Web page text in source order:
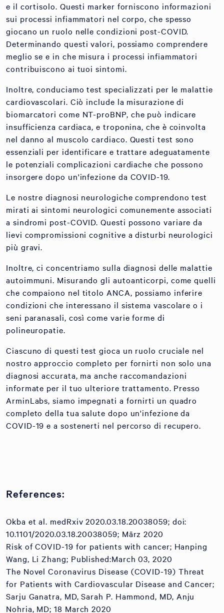
e il cortisolo. Questi marker forniscono informazioni
sui processi infiammatori nel corpo, che spesso
giocano un ruolo nelle condizioni post-COVID.
Determinando questi valori, possiamo comprendere
meglio se e in che misura i processi infiammatori
contribuiscono ai tuoi sintomi.
Inoltre, conduciamo test specializzati per le malattie
cardiovascolari. Ciò include la misurazione di
biomarcatori come NT-proBNP, che può indicare
insufficienza cardiaca, e troponina, che è coinvolta
nel danno al muscolo cardiaco. Questi test sono
essenziali per identificare e trattare adeguatamente
le potenziali complicazioni cardiache che possono
insorgere dopo un'infezione da COVID-19.
Le nostre diagnosi neurologiche comprendono test
mirati ai sintomi neurologici comunemente associati
a sindromi post-COVID. Questi possono variare da
lievi compromissioni cognitive a disturbi neurologici
più gravi.
Inoltre, ci concentriamo sulla diagnosi delle malattie
autoimmuni. Misurando gli autoanticorpi, come quelli
che compaiono nel titolo ANCA, possiamo inferire
condizioni che interessano il sistema vascolare o i
seni paranasali, così come varie forme di
polineuropatie.
Ciascuno di questi test gioca un ruolo cruciale nel
nostro approccio completo per fornirti non solo una
diagnosi accurata, ma anche raccomandazioni
informate per il tuo ulteriore trattamento. Presso
ArminLabs, siamo impegnati a fornirti un quadro
completo della tua salute dopo un'infezione da
COVID-19 e a sostenerti nel percorso di recupero.
References:
Okba et al. medRxiv 2020.03.18.20038059; doi:
10.1101/2020.03.18.20038059; März 2020
Risk of COVID-19 for patients with cancer; Hanping
Wang, Li Zhang; Published:March 03, 2020
The Novel Coronavirus Disease (COVID-19) Threat
for Patients with Cardiovascular Disease and Cancer;
Sarju Ganatra, MD, Sarah P. Hammond, MD, Anju
Nohria, MD; 18 March 2020